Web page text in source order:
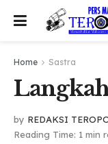
Home Sastra
by REDAKSI
Reading Time: 1 min